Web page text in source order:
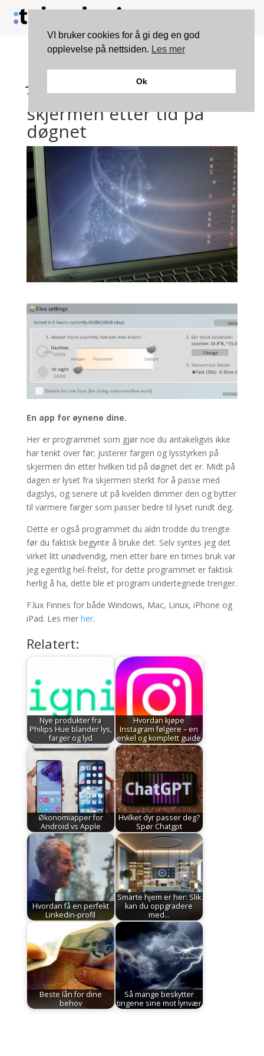
fargetemperaturen på
skjermen etter tid på
døgnet
En app for øynene dine.
Her er programmet som gjør noe du antakeligvis ikke
har tenkt over før; justerer fargen og lysstyrken på
skjermen din etter hvilken tid på døgnet det er. Midt på
dagen er lyset fra skjermen sterkt for å passe med
dagslys, og senere ut på kvelden dimmer den og bytter
til varmere farger som passer bedre til lyset rundt deg.
Dette er også programmet du aldri trodde du trengte
før du faktisk begynte å bruke det. Selv syntes jeg det
virket litt unødvendig, men etter bare en times bruk var
jeg egentlig hel-frelst, for dette programmet er faktisk
herlig å ha, dette ble et program undertegnede trenger.
F.lux Finnes for både Windows, Mac, Linux, iPhone og
iPad. Les mer her.
Relatert:
Nye produkter fra
Philips Hue blander lys,
farger og lyd
Hvordan kjøpe
Instagram følgere – en
enkel og komplett guide
Økonomiapper for
Android vs Apple
Hvilket dyr passer deg?
Spør Chatgpt
Hvordan få en perfekt
Linkedin-profil
Smarte hjem er her: Slik
kan du oppgradere
med…
Beste lån for dine
behov
Så mange beskytter
tingene sine mot lynvær
VI bruker cookies for å gi deg en god
opplevelse på nettsiden. Les mer
Ok